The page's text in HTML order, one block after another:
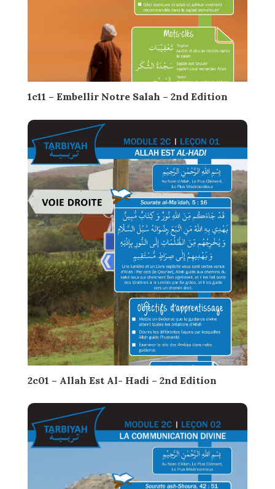
1c11 – Embellir Notre Salah – 2nd Edition
2c01 – Allah Est Al- Hadi – 2nd Edition